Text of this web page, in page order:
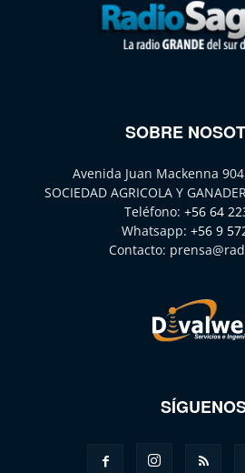
SOBRE
Avenida Juan Mackenna
SOCIEDAD AGRICOLA Y
Teléfono: +56 64
Whatsapp: +56 9
Contacto: